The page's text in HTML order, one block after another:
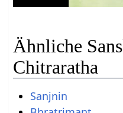
Ähnliche
Chitraratha
Sanjnin